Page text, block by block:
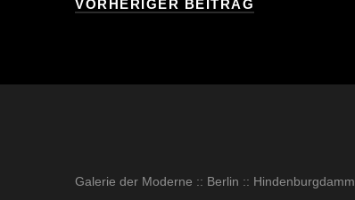
VORHERIGER BEITRAG
Galerie der Moderne :: Berlin :: Hindenburgdamm